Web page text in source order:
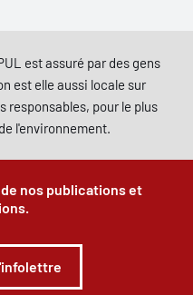
est assuré par des gens
est elle aussi locale sur
responsables, pour le plus
l'environnement.
nos publications et